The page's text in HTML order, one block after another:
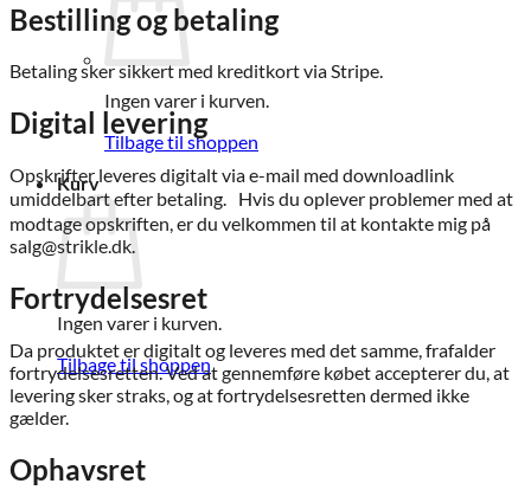
Ingen varer i kurven.
Tilbage til shoppen
Kurv
Ingen varer i kurven.
Tilbage til shoppen
Bestilling og betaling
Betaling sker sikkert med kreditkort via Stripe.
Digital levering
Opskrifter leveres digitalt via e-mail med downloadlink
umiddelbart efter betaling. Hvis du oplever problemer med at
modtage opskriften, er du velkommen til at kontakte mig på
salg@strikle.dk.
Fortrydelsesret
Da produktet er digitalt og leveres med det samme, fra­falder
fortrydelsesretten. Ved at gennemføre købet accepterer du, at
levering sker straks, og at fortrydelsesretten dermed ikke
gælder.
Ophavsret